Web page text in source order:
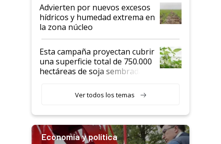
Advierten por nuevos excesos
hídricos y humedad extrema en
la zona núcleo
Esta campaña proyectan cubrir
una superficie total de 750.000
hectáreas de soja sembradas
variedades que marcan un
salto tecnológico en genética y
Ver todos los temas
Economía y política